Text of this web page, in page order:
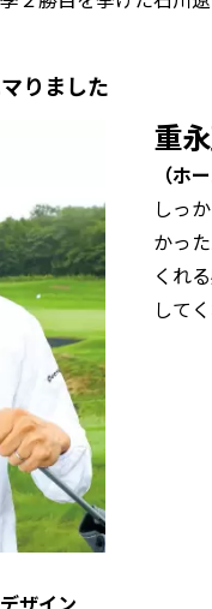
りました
重
（ホ
しっ
かっ
くれ
して
ザイン